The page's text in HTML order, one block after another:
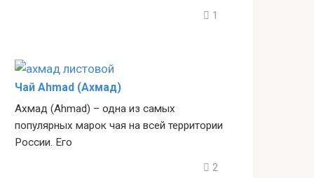
1
Чай Ahmad (Ахмад)
Ахмад (Ahmad) – одна из самых
популярных марок чая на всей территории
России. Его
2